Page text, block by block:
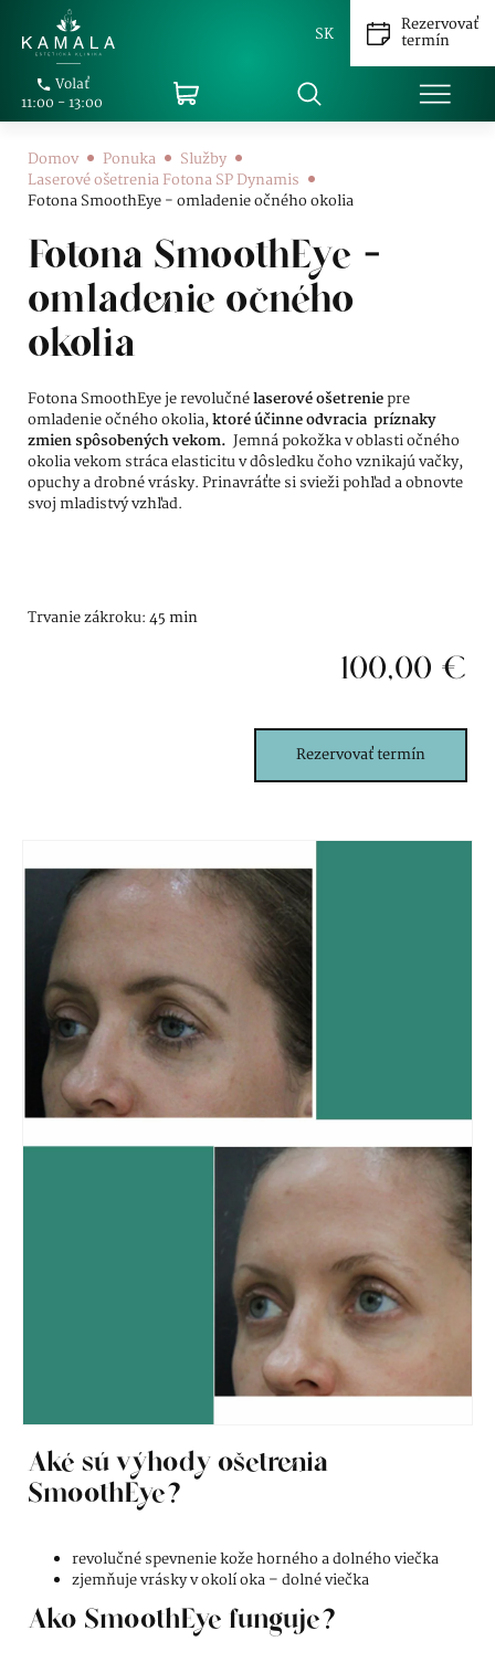
SK
Volať
11:00 - 13:00
Rezervovať
termín
Domov Ponuka
Služby
Laserové ošetrenia Fotona SP Dynamis
Fotona SmoothEye - omladenie očného okolia
Fotona SmoothEye -
omladenie očného
okolia
Fotona SmoothEye je revolučnélaserové ošetreniepre
omladenie očného okolia,ktoré účinne odvracia príznaky
zmien spôsobených vekom. Jemná pokožka v oblasti očného
okolia vekom stráca elasticitu v dôsledku čoho vznikajú vačky,
opuchy a drobné vrásky. Prinavráťte si svieži pohľad a obnovte
svoj mladistvý vzhľad.
Trvanie zákroku:45 min
100,00€
Rezervovať termín
Aké sú výhody ošetrenia
SmoothEye?
revolučné spevnenie kože horného a dolného viečka
zjemňuje vrásky v okolí oka – dolné viečka
Ako SmoothEye funguje?